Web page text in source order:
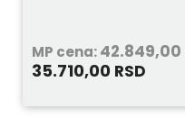
MP cena:42.849,00
35.710,00 RSD